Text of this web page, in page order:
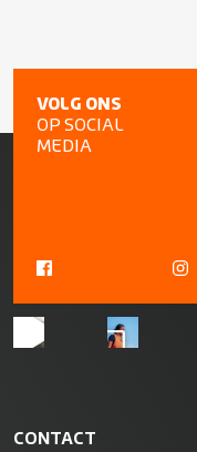
VOLG ONS
OP SOCIAL
MEDIA
CONTACT